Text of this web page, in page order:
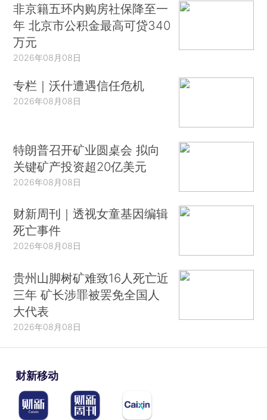
非京籍五环内购房社保降至一
年 北京市公积金最高可贷340
万元
2026年08月08日
专栏｜沃什遭遇信任危机
2026年08月08日
特朗普召开矿业圆桌会 拟向
关键矿产投资超20亿美元
2026年08月08日
财新周刊｜透视女童基因编辑
死亡事件
2026年08月08日
贵州山脚树矿难致16人死亡近
三年 矿长涉罪被罢免全国人
大代表
2026年08月08日
财新移动